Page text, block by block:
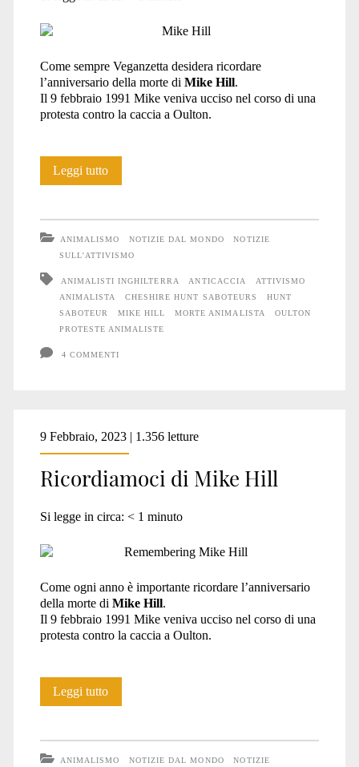
Come sempre Veganzetta desidera ricordare
l’anniversario della morte di Mike Hill.
Il 9 febbraio 1991 Mike veniva ucciso nel corso di una
protesta contro la caccia a Oulton.
Leggi tutto33
moriva
Mike
Hill
ANIMALISMO NOTIZIE DAL MONDO
NOTIZIE
SULL'ATTIVISMO
ANIMALISTI INGHILTERRA ANTICACCIA
ATTIVISMO
ANIMALISTA
CHESHIRE HUNT SABOTEURS
HUNT
SABOTEUR
MIKE HILL MORTE ANIMALISTA
OULTON
PROTESTE ANIMALISTE
4 COMMENTI
9 Febbraio, 2023 | 1.356 letture
Ricordiamoci di Mike Hill
Si legge in circa: < 1 minuto
Come ogni anno è importante ricordare l’anniversario
della morte di Mike Hill.
Il 9 febbraio 1991 Mike veniva ucciso nel corso di una
protesta contro la caccia a Oulton.
Leggi tuttoRicordiamoci
ANIMALISMO NOTIZIE DAL MONDO NOTIZIE